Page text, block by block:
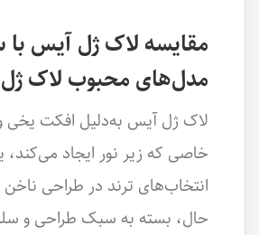
مقایسه لاک ژل آیس با
مدل‌های محبوب لاک ژل
لاک ژل آیس به‌دلیل افکت
خاصی که زیر نور ایجاد می‌کند،
انتخاب‌های ترند در طراحی
حال، بسته به سبک طراحی و